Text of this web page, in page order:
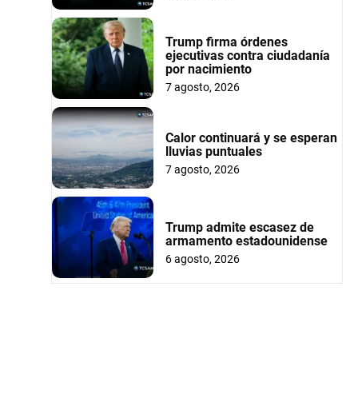
Trump firma órdenes
ejecutivas contra ciudadanía
por nacimiento
7 agosto, 2026
Calor continuará y se esperan
lluvias puntuales
7 agosto, 2026
Trump admite escasez de
armamento estadounidense
6 agosto, 2026